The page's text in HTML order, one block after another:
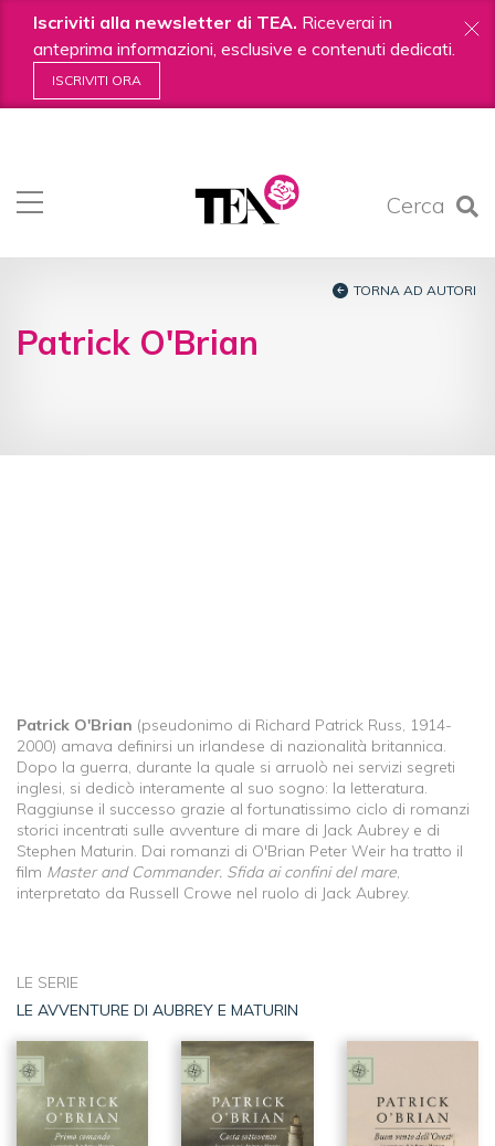
Iscriviti alla newsletter di TEA. Riceverai in
anteprima informazioni, esclusive e contenuti dedicati.
ISCRIVITI ORA
Cerca
contenuti.
|
Patrick O'Brian
TORNA AD AUTORI
Patrick O'Brian (pseudonimo di Richard Patrick Russ, 1914-
2000) amava definirsi un irlandese di nazionalità britannica.
Dopo la guerra, durante la quale si arruolò nei servizi segreti
inglesi, si dedicò interamente al suo sogno: la letteratura.
Raggiunse il successo grazie al fortunatissimo ciclo di romanzi
storici incentrati sulle avventure di mare di Jack Aubrey e di
Stephen Maturin. Dai romanzi di O'Brian Peter Weir ha tratto il
film Master and Commander. Sfida ai confini del mare,
interpretato da Russell Crowe nel ruolo di Jack Aubrey.
LE SERIE
LE AVVENTURE DI AUBREY E MATURIN